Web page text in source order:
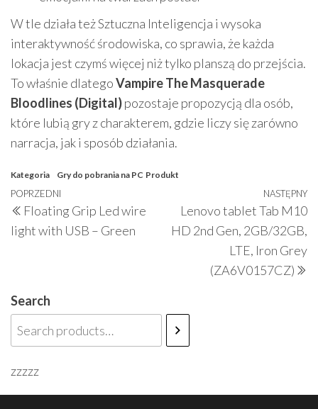
W tle działa też Sztuczna Inteligencja i wysoka
interaktywność środowiska, co sprawia, że każda
lokacja jest czymś więcej niż tylko planszą do przejścia.
To właśnie dlategoVampire The Masquerade
Bloodlines (Digital)pozostaje propozycją dla osób,
które lubią gry z charakterem, gdzie liczy się zarówno
narracja, jak i sposób działania.
Kategoria Gry do pobrania na PC Produkt
Nawigacja
wpisu
Poprzedni
wpis
POPRZEDNI
Floating Grip Led wire
light with USB – Green
NASTĘPNY
Lenovo tablet Tab M10
HD 2nd Gen, 2GB/32GB,
LTE, Iron Grey
(ZA6V0157CZ)
Search
zzzzz